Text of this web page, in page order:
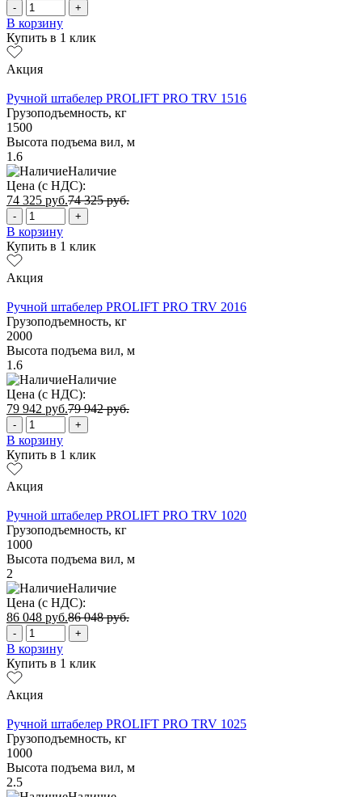
- +
В корзину
Купить в 1 клик
Акция
Ручной штабелер PROLIFT PRO TRV 1516
Грузоподъемность, кг
1500
Высота подъема вил, м
1.6
Наличие
Цена (с НДС):
74 325 руб.74 325руб.
- +
В корзину
Купить в 1 клик
Акция
Ручной штабелер PROLIFT PRO TRV 2016
Грузоподъемность, кг
2000
Высота подъема вил, м
1.6
Наличие
Цена (с НДС):
79 942 руб.79 942руб.
- +
В корзину
Купить в 1 клик
Акция
Ручной штабелер PROLIFT PRO TRV 1020
Грузоподъемность, кг
1000
Высота подъема вил, м
2
Наличие
Цена (с НДС):
86 048 руб.86 048руб.
- +
В корзину
Купить в 1 клик
Акция
Ручной штабелер PROLIFT PRO TRV 1025
Грузоподъемность, кг
1000
Высота подъема вил, м
2.5